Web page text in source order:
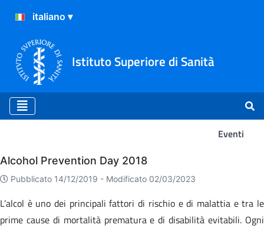
Istituto Superiore di Sanità
Eventi
Eventi
Alcohol Prevention Day 2018
Pubblicato 14/12/2019 - Modificato 02/03/2023
L’alcol è uno dei principali fattori di rischio e di malattia e tra le
prime cause di mortalità prematura e di disabilità evitabili. Ogni